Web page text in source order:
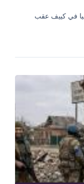
في كييف عقب